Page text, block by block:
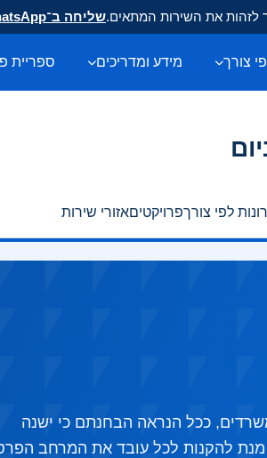
לזהות את השירות המתאים.שליחה ב־WhatsApp
צורך מידע ומדריכים ספריית
לפי צורךפרויקטיםאזורי שירות
ככל הנראה הבחנתם כי ישנה
מנת להקנות לכל עובד את המרחב